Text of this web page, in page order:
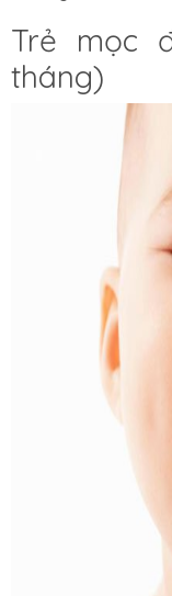
Trẻ mọc
tháng)